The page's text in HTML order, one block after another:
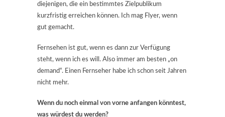
diejenigen, die ein bestimmtes Zielpublikum
kurzfristig erreichen können. Ich mag Flyer, wenn
gut gemacht.
Fernsehen ist gut, wenn es dann zur Verfügung
steht, wenn ich es will. Also immer am besten „on
demand“. Einen Fernseher habe ich schon seit Jahren
nicht mehr.
Wenn du noch einmal von vorne anfangen könntest,
was würdest du werden?